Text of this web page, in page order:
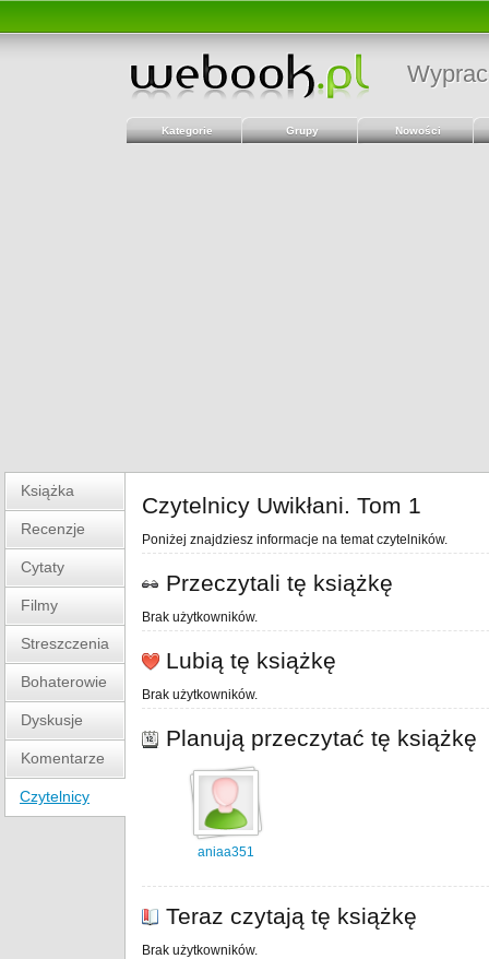
Kategorie Grupy Nowości
Książka
Recenzje
Cytaty
Filmy
Streszczenia
Bohaterowie
Dyskusje
Komentarze
Czytelnicy
Czytelnicy Uwikłani. Tom 1
Poniżej znajdziesz informacje na temat czytelników.
Przeczytali tę książkę
Brak użytkowników.
Lubią tę książkę
Brak użytkowników.
Planują przeczytać tę książkę
aniaa351
Teraz czytają tę książkę
Brak użytkowników.